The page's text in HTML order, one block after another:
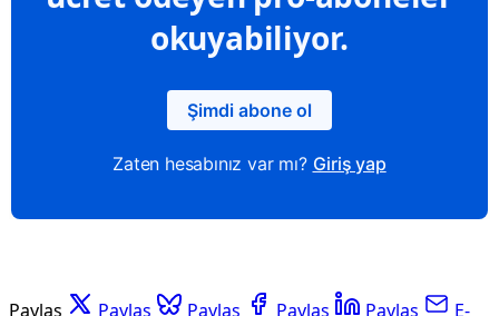
okuyabiliyor.
Şimdi abone ol
Zaten hesabınız var mı? Giriş yap
Paylaş Paylaş Paylaş Paylaş Paylaş
E-